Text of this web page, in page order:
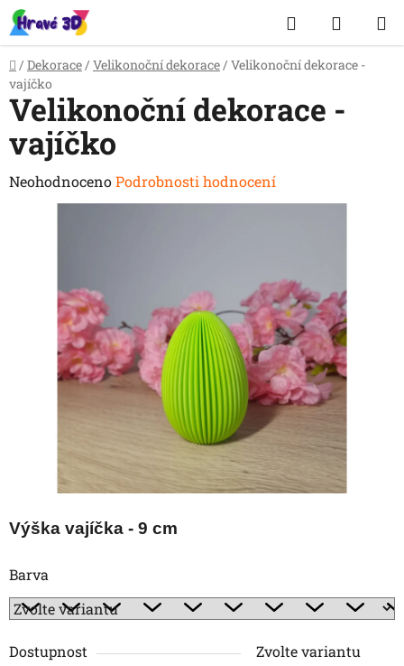
Přejít
na
obsah
Hledat
KOŠÍK
Domů
/ Dekorace / Velikonoční dekorace / Velikonoční dekorace -
vajíčko
Výška vajíčka - 9 cm
Barva
Dostupnost
Zvolte variantu
Velikonoční dekorace -
vajíčko
Průměrné
hodnocení
hvězdiček.
NeohodnocenoPodrobnosti hodnocení